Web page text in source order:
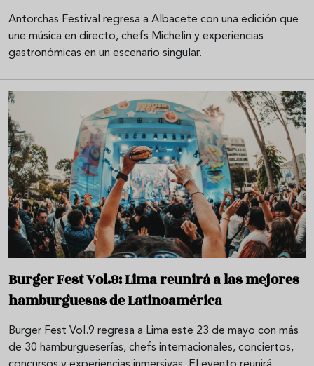
Antorchas Festival regresa a Albacete con una edición que
une música en directo, chefs Michelin y experiencias
gastronómicas en un escenario singular.
Burger Fest Vol.9: Lima reunirá a las mejores
hamburguesas de Latinoamérica
Burger Fest Vol.9 regresa a Lima este 23 de mayo con más
de 30 hamburgueserías, chefs internacionales, conciertos,